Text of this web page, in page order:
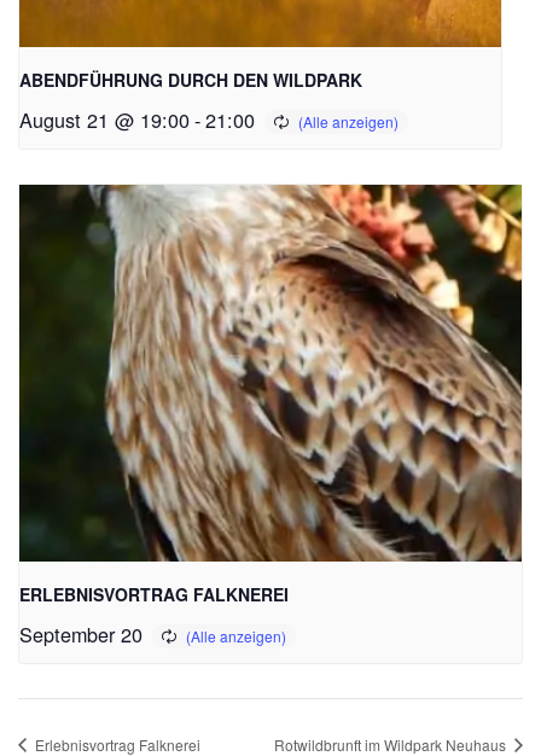
ABENDFÜHRUNG DURCH DEN WILDPARK
August 21 @ 19:00-21:00
ERLEBNISVORTRAG FALKNEREI
September 20
Erlebnisvortrag Falknerei Rotwildbrunft im Wildpark Neuhaus